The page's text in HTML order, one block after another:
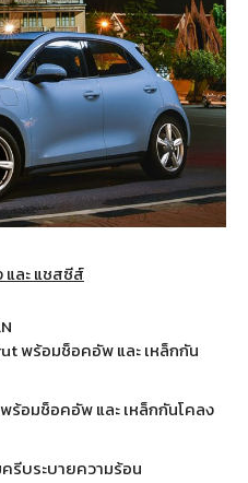
และ แชสซีส์
พร้อมช็อคอัพ และ เหล็กกัน
ร้อมช็อคอัพ และ เหล็กกันโคลง
รีบระบายความร้อน